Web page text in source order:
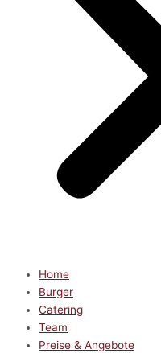
Home
Burger
Catering
Team
Preise & Angebote